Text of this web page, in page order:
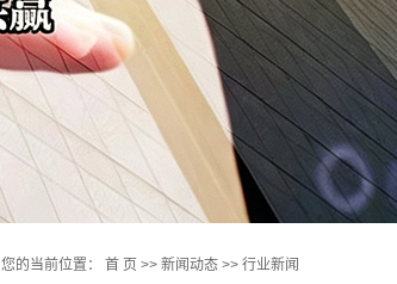
您的当前位置： 首 页 >> 新闻动态 >> 行业新闻